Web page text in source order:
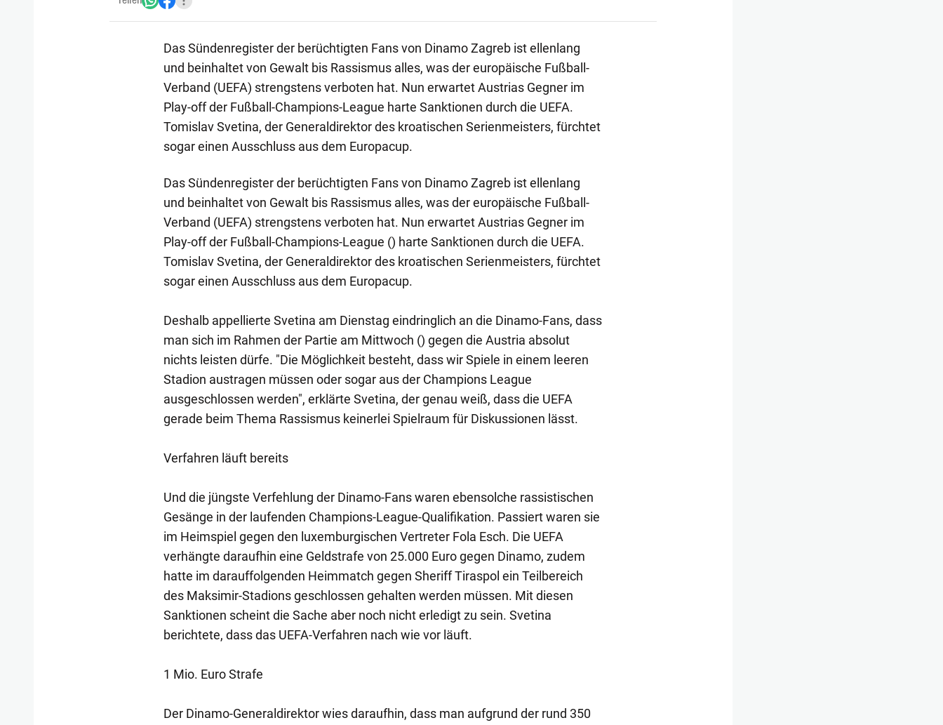
Das Sündenregister der berüchtigten Fans von Dinamo Zagreb ist ellenlang
und beinhaltet von Gewalt bis Rassismus alles, was der europäische Fußball-
Verband (UEFA) strengstens verboten hat. Nun erwartet Austrias Gegner im
Play-off der Fußball-Champions-League harte Sanktionen durch die UEFA.
Tomislav Svetina, der Generaldirektor des kroatischen Serienmeisters, fürchtet
sogar einen Ausschluss aus dem Europacup.
Das Sündenregister der berüchtigten Fans von Dinamo Zagreb ist ellenlang
und beinhaltet von Gewalt bis Rassismus alles, was der europäische Fußball-
Verband (UEFA) strengstens verboten hat. Nun erwartet Austrias Gegner im
Play-off der Fußball-Champions-League () harte Sanktionen durch die UEFA.
Tomislav Svetina, der Generaldirektor des kroatischen Serienmeisters, fürchtet
sogar einen Ausschluss aus dem Europacup.
Deshalb appellierte Svetina am Dienstag eindringlich an die Dinamo-Fans, dass
man sich im Rahmen der Partie am Mittwoch () gegen die Austria absolut
nichts leisten dürfe. "Die Möglichkeit besteht, dass wir Spiele in einem leeren
Stadion austragen müssen oder sogar aus der Champions League
ausgeschlossen werden", erklärte Svetina, der genau weiß, dass die UEFA
gerade beim Thema Rassismus keinerlei Spielraum für Diskussionen lässt.
Verfahren läuft bereits
Und die jüngste Verfehlung der Dinamo-Fans waren ebensolche rassistischen
Gesänge in der laufenden Champions-League-Qualifikation. Passiert waren sie
im Heimspiel gegen den luxemburgischen Vertreter Fola Esch. Die UEFA
verhängte daraufhin eine Geldstrafe von 25.000 Euro gegen Dinamo, zudem
hatte im darauffolgenden Heimmatch gegen Sheriff Tiraspol ein Teilbereich
des Maksimir-Stadions geschlossen gehalten werden müssen. Mit diesen
Sanktionen scheint die Sache aber noch nicht erledigt zu sein. Svetina
berichtete, dass das UEFA-Verfahren nach wie vor läuft.
1 Mio. Euro Strafe
Der Dinamo-Generaldirektor wies daraufhin, dass man aufgrund der rund 350